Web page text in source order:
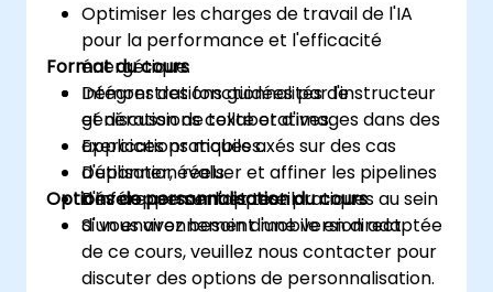
Optimiser les charges de travail de l'IA
pour la performance et l'efficacité
énergétique.
Intégrer des fonctionnalités de
génération de texte et d'images dans des
applications mobiles.
Dépanner, évaluer et affiner les pipelines
d'inférence sur l'appareil.
Format du cours
Démonstrations guidées par l'instructeur
et discussions collaboratives.
Exercices pratiques axés sur des cas
d'utilisation réels.
Développement et test pratiques au sein
d'un environnement mobile en direct.
Options de personnalisation du cours
Si vous avez besoin d'une version adaptée
de ce cours, veuillez nous contacter pour
discuter des options de personnalisation.